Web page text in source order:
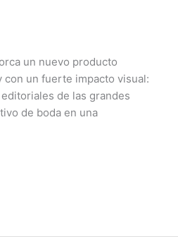
un nuevo producto
con un fuerte impacto visual:
de las grandes
de boda en una